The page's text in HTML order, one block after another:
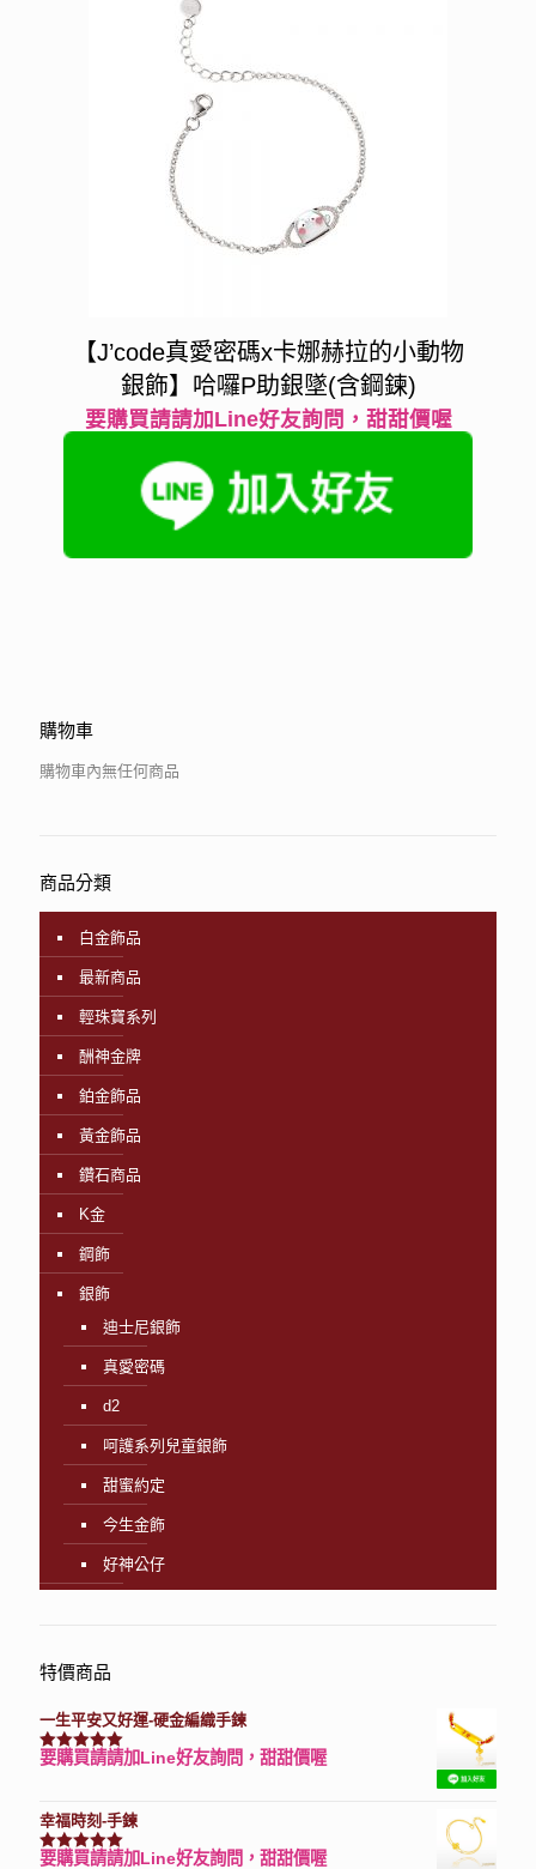
【J’code真愛密碼x卡娜赫拉的小動物
銀飾】哈囉P助銀墜(含鋼鍊)
要購買請請加Line好友詢問，甜甜價喔
購物車
購物車內無任何商品
商品分類
白金飾品
最新商品
輕珠寶系列
酬神金牌
鉑金飾品
黃金飾品
鑽石商品
K金
鋼飾
銀飾
迪士尼銀飾
真愛密碼
d2
呵護系列兒童銀飾
甜蜜約定
今生金飾
好神公仔
特價商品
一生平安又好運-硬金編織手鍊
評分7740滿分 5
要購買請請加Line好友詢問，甜甜價喔
幸福時刻-手鍊
評分3150滿分 5
要購買請請加Line好友詢問，甜甜價喔